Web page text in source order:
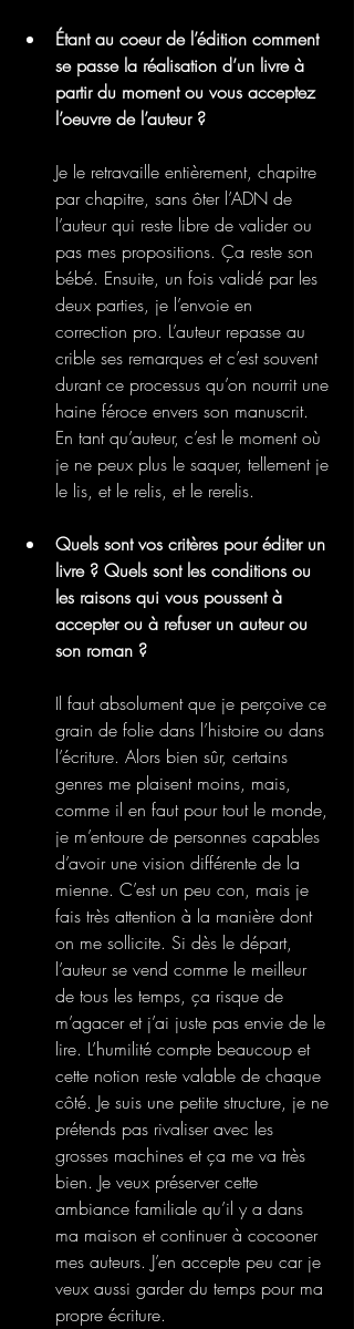
Étant au coeur de l’édition comment
se passe la réalisation d’un livre à
partir du moment ou vous acceptez
l’oeuvre de l’auteur ?
Je le retravaille entièrement, chapitre
par chapitre, sans ôter l’ADN de
l’auteur qui reste libre de valider ou
pas mes propositions. Ça reste son
bébé. Ensuite, un fois validé par les
deux parties, je l’envoie en
correction pro. L’auteur repasse au
crible ses remarques et c’est souvent
durant ce processus qu’on nourrit une
haine féroce envers son manuscrit.
En tant qu’auteur, c’est le moment où
je ne peux plus le saquer, tellement je
le lis, et le relis, et le rerelis.
Quels sont vos critères pour éditer un
livre ? Quels sont les conditions ou
les raisons qui vous poussent à
accepter ou à refuser un auteur ou
son roman ?
Il faut absolument que je perçoive ce
grain de folie dans l’histoire ou dans
l’écriture. Alors bien sûr, certains
genres me plaisent moins, mais,
comme il en faut pour tout le monde,
je m’entoure de personnes capables
d’avoir une vision différente de la
mienne. C’est un peu con, mais je
fais très attention à la manière dont
on me sollicite. Si dès le départ,
l’auteur se vend comme le meilleur
de tous les temps, ça risque de
m’agacer et j’ai juste pas envie de le
lire. L’humilité compte beaucoup et
cette notion reste valable de chaque
côté. Je suis une petite structure, je ne
prétends pas rivaliser avec les
grosses machines et ça me va très
bien. Je veux préserver cette
ambiance familiale qu’il y a dans
ma maison et continuer à cocooner
mes auteurs. J’en accepte peu car je
veux aussi garder du temps pour ma
propre écriture.